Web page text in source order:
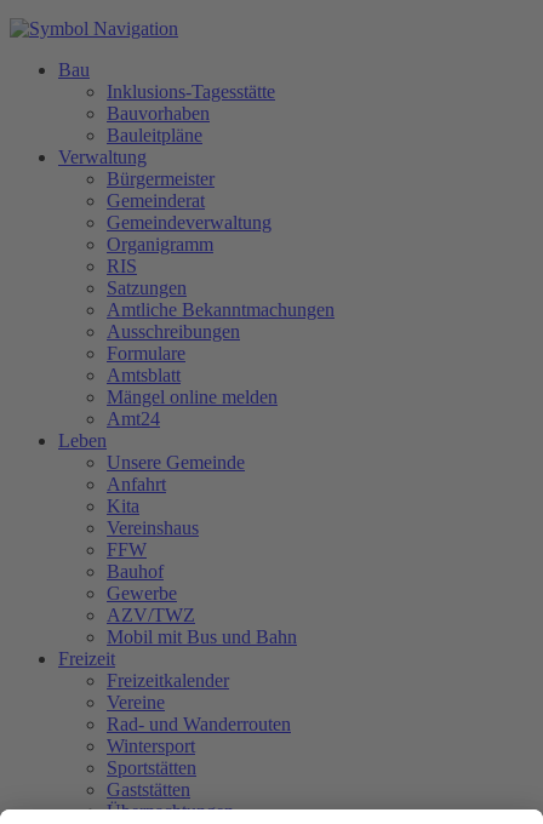
Bau
Inklusions-Tagesstätte
Bauvorhaben
Bauleitpläne
Verwaltung
Bürgermeister
Gemeinderat
Gemeindeverwaltung
Organigramm
RIS
Satzungen
Amtliche Bekanntmachungen
Ausschreibungen
Formulare
Amtsblatt
Mängel online melden
Amt24
Leben
Unsere Gemeinde
Anfahrt
Kita
Vereinshaus
FFW
Bauhof
Gewerbe
AZV/TWZ
Mobil mit Bus und Bahn
Freizeit
Freizeitkalender
Vereine
Rad- und Wanderrouten
Wintersport
Sportstätten
Gaststätten
Übernachtungen